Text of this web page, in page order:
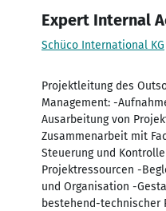
Expert Internal
Schüco International KG
Projektleitung des
Management: -
Ausarbeitung von
Zusammenarbeit mit
Steuerung und
Projektressourcen -
und Organisation -
bestehend-technischer